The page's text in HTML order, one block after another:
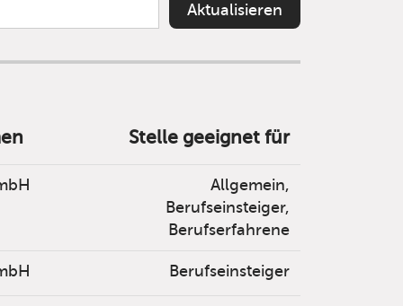
Aktualisieren
Stelle geeignet für
Allgemein,
Berufseinsteiger,
Berufserfahrene
Berufseinsteiger